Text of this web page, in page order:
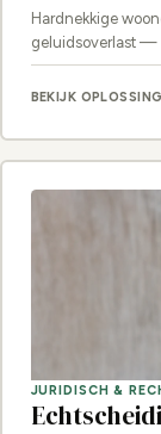
Hardnekkige
geluidsoverlast —
BEKIJK
JURIDISCH &